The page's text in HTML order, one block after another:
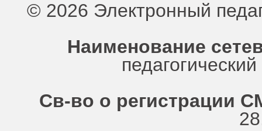
© 2026 Электронный
Наименование
Св-во о регистрации